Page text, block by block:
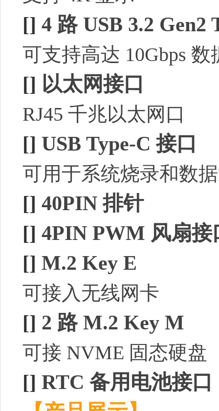
[] 4 路 USB 3.2 Gen2
可支持高达 10Gbps 数
[] 以太网接口
RJ45 千兆以太网口
[] USB Type-C 接口
可用于系统烧录和数
[] 40PIN 排针
[] 4PIN PWM 风扇接
[] M.2 Key E
可接入无线网卡
[] 2 路 M.2 Key M
可接 NVME 固态硬盘
[] RTC 备用电池接口